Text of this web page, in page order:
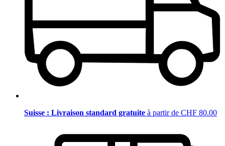
Suisse : Livraison standard gratuite à partir de CHF 80.00